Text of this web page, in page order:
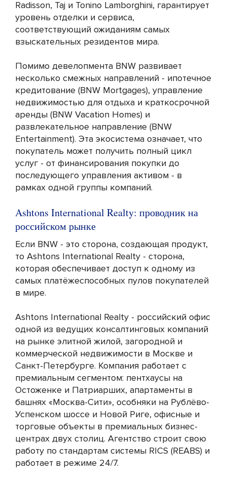
Radisson, Taj и Tonino Lamborghini, гарантирует
уровень отделки и сервиса,
соответствующий ожиданиям самых
взыскательных резидентов мира.
Помимо девелопмента BNW развивает
несколько смежных направлений - ипотечное
кредитование (BNW Mortgages), управление
недвижимостью для отдыха и краткосрочной
аренды (BNW Vacation Homes) и
развлекательное направление (BNW
Entertainment). Эта экосистема означает, что
покупатель может получить полный цикл
услуг - от финансирования покупки до
последующего управления активом - в
рамках одной группы компаний.
Ashtons International Realty: проводник на
российском рынке
Если BNW - это сторона, создающая продукт,
то Ashtons International Realty - сторона,
которая обеспечивает доступ к одному из
самых платёжеспособных пулов покупателей
в мире.
Ashtons International Realty - российский офис
одной из ведущих консалтинговых компаний
на рынке элитной жилой, загородной и
коммерческой недвижимости в Москве и
Санкт-Петербурге. Компания работает с
премиальным сегментом: пентхаусы на
Остоженке и Патриарших, апартаменты в
башнях «Москва-Сити», особняки на Рублёво-
Успенском шоссе и Новой Риге, офисные и
торговые объекты в премиальных бизнес-
центрах двух столиц. Агентство строит свою
работу по стандартам системы RICS (REABS) и
работает в режиме 24/7.